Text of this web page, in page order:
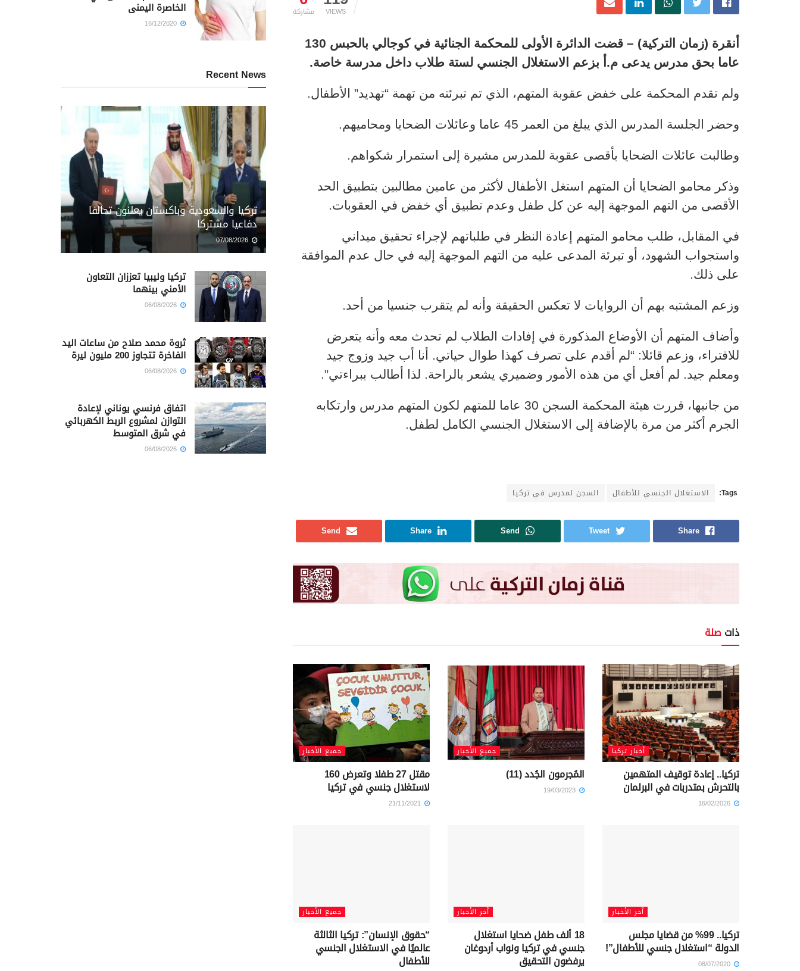
مشاركة VIEWS
أنقرة (زمان التركية) – قضت الدائرة الأولى للمحكمة الجنائية في كوجالي بالحبس 130
عاما بحق مدرس يدعى م.أ بزعم الاستغلال الجنسي لستة طلاب داخل مدرسة خاصة.
ولم تقدم المحكمة على خفض عقوبة المتهم، الذي تم تبرئته من تهمة “تهديد” الأطفال.
وحضر الجلسة المدرس الذي يبلغ من العمر 45 عاما وعائلات الضحايا ومحاميهم.
وطالبت عائلات الضحايا بأقصى عقوبة للمدرس مشيرة إلى استمرار شكواهم.
وذكر محامو الضحايا أن المتهم استغل الأطفال لأكثر من عامين مطالبين بتطبيق الحد
الأقصى من التهم الموجهة إليه عن كل طفل وعدم تطبيق أي خفض في العقوبات.
في المقابل، طلب محامو المتهم إعادة النظر في طلباتهم لإجراء تحقيق ميداني
واستجواب الشهود، أو تبرئة المدعى عليه من التهم الموجهة إليه في حال عدم الموافقة
على ذلك.
وزعم المشتبه بهم أن الروايات لا تعكس الحقيقة وأنه لم يتقرب جنسيا من أحد.
وأضاف المتهم أن الأوضاع المذكورة في إفادات الطلاب لم تحدث معه وأنه يتعرض
للافتراء، وزعم قائلا: “لم أقدم على تصرف كهذا طوال حياتي. أنا أب جيد وزوج جيد
ومعلم جيد. لم أفعل أي من هذه الأمور وضميري يشعر بالراحة. لذا أطالب ببراءتي”.
من جانبها، قررت هيئة المحكمة السجن 30 عاما للمتهم لكون المتهم مدرس وارتكابه
الجرم أكثر من مرة بالإضافة إلى الاستغلال الجنسي الكامل لطفل.
Tags: الاستغلال الجنسي للأطفال السجن لمدرس في تركيا
Share
Tweet
Send
Share
Send
ذات صلة
أخبار تركيا
تركيا.. إعادة توقيف المتهمين
بالتحرش بمتدربات في البرلمان
جميع الأخبار
المُجرمون الجُدد (11)
جميع الأخبار
مقتل 27 طفلا وتعرض 160
لاستغلال جنسي في تركيا
آخر الأخبار
تركيا.. 99% من قضايا مجلس
الدولة “استغلال جنسي للأطفال”!
آخر الأخبار
18 ألف طفل ضحايا استغلال
جنسي في تركيا ونواب أردوغان
يرفضون التحقيق
جميع الأخبار
“حقوق الإنسان”: تركيا الثالثة
عالميًا في الاستغلال الجنسي
للأطفال
الخاصرة اليمنى
Recent News
تركيا والسعودية وباكستان يعلنون تحالفا
دفاعيا مشتركا
تركيا وليبيا تعززان التعاون
الأمني بينهما
ثروة محمد صلاح من ساعات اليد
الفاخرة تتجاوز 200 مليون ليرة
اتفاق فرنسي يوناني لإعادة
التوازن لمشروع الربط الكهربائي
في شرق المتوسط